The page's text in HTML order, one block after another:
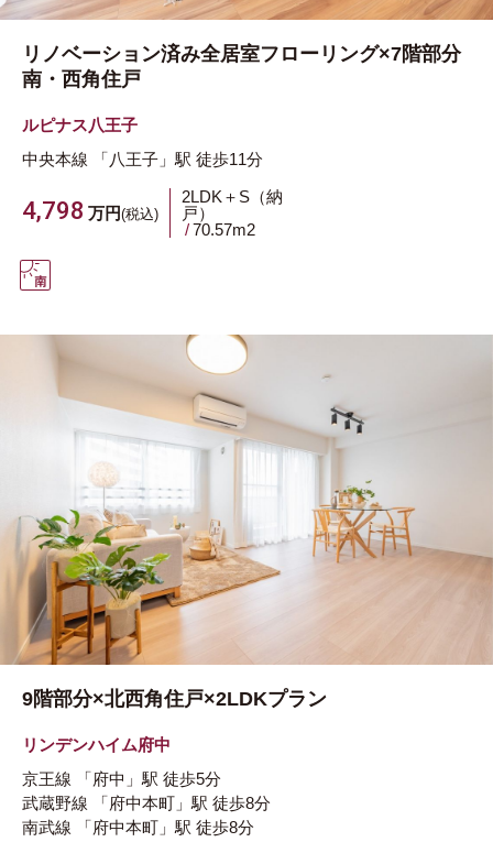
リノベーション済み全居室フローリング×7階部分
南・西角住戸
ルピナス八王子
中央本線
「八王子」駅 徒歩11分
4,798 万円(税込)
2LDK＋S（納
戸）
70.57m2
9階部分×北西角住戸×2LDKプラン
リンデンハイム府中
京王線
「府中」駅 徒歩5分
武蔵野線
「府中本町」駅 徒歩8分
南武線
「府中本町」駅 徒歩8分